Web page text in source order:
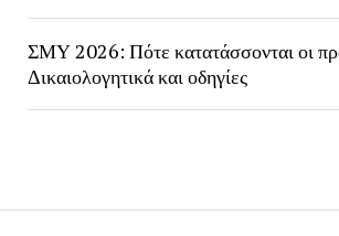
ΣΜΥ 2026: Πότε κατατάσσονται οι
Δικαιολογητικά και οδηγίες